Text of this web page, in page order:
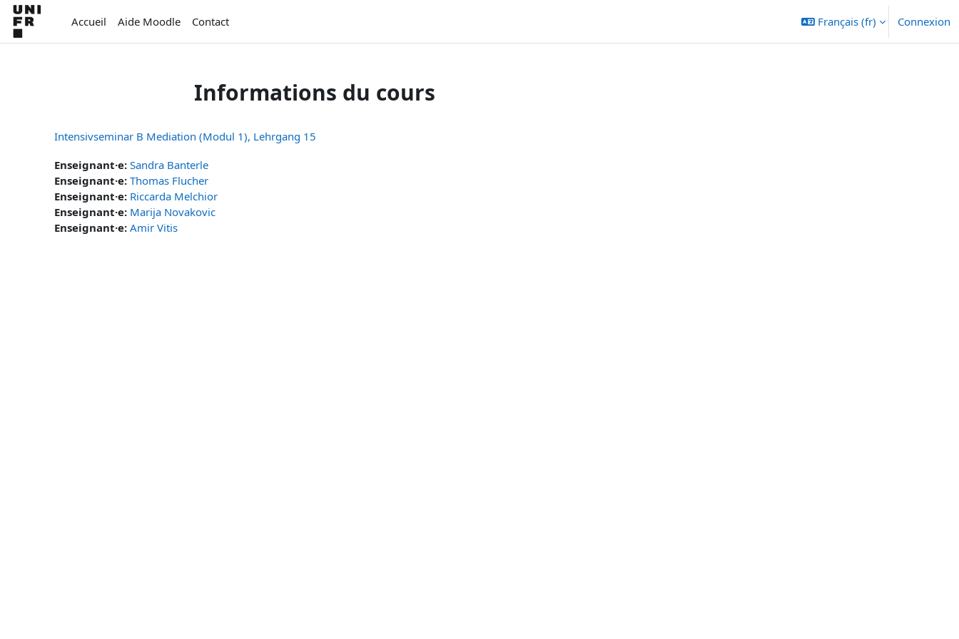
Passer au contenu principal
Accueil
Aide Moodle Contact Français ‎(fr)‎ Connexion
Informations du cours
Intensivseminar B Mediation (Modul 1), Lehrgang 15
Enseignant·e: Sandra Banterle
Enseignant·e: Thomas Flucher
Enseignant·e: Riccarda Melchior
Enseignant·e: Marija Novakovic
Enseignant·e: Amir Vitis